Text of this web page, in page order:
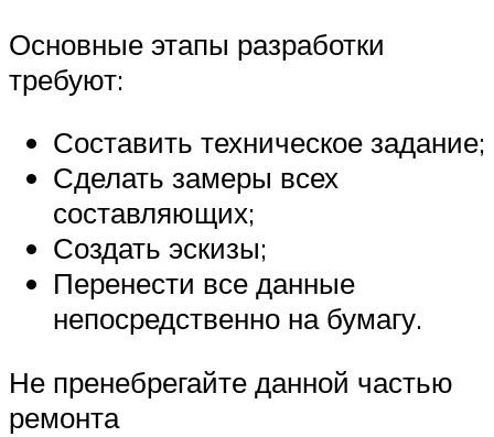
Основные этапы разработки
требуют:
Составить техническое задание;
Сделать замеры всех
составляющих;
Создать эскизы;
Перенести все данные
непосредственно на бумагу.
Не пренебрегайте данной частью
ремонта